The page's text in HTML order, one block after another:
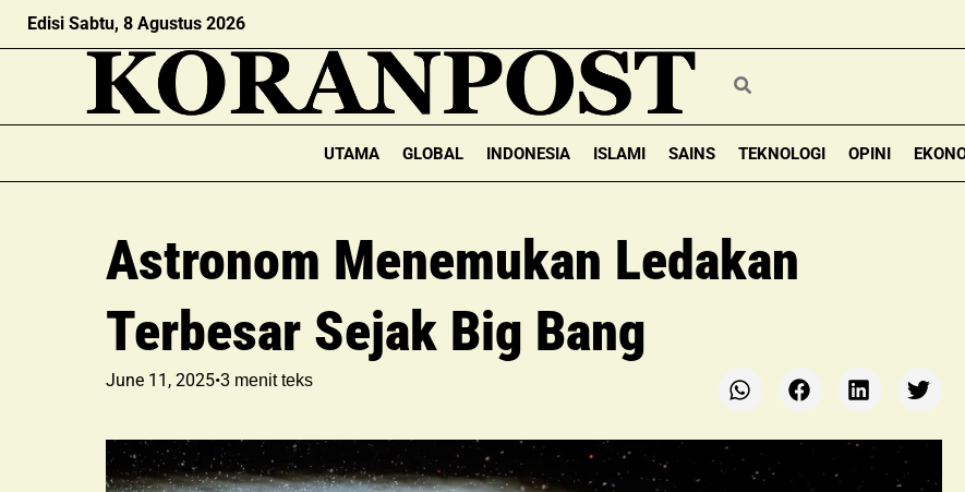
Edisi Sabtu, 8 Agustus 2026
UTAMA GLOBAL INDONESIA ISLAMI SAINS TEKNOLOGI OPINI
Astronom Menemukan Ledakan
Terbesar Sejak Big Bang
June 11, 2025•3 menit teks